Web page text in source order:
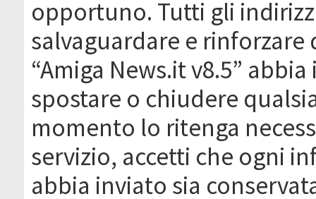
opportuno. Tutti gli
salvaguardare e
“Amiga News.it v8.5”
spostare o chiudere
momento lo ritenga
servizio, accetti che ogni
abbia inviato sia